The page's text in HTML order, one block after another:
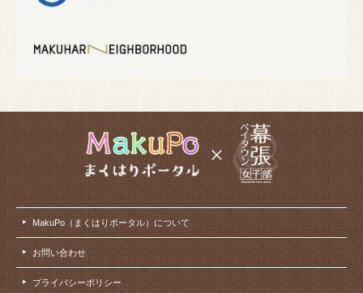
MakuPo（まくはりポータル）について
お問い合わせ
プライバシーポリシー